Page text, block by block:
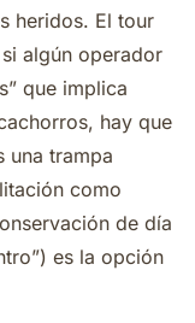
heridos. El tour
algún operador
que implica
hay que
una trampa
como
de día
es la opción